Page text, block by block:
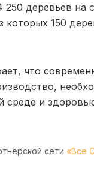
деревьев на
которых 150
что
среде и
сети «Все